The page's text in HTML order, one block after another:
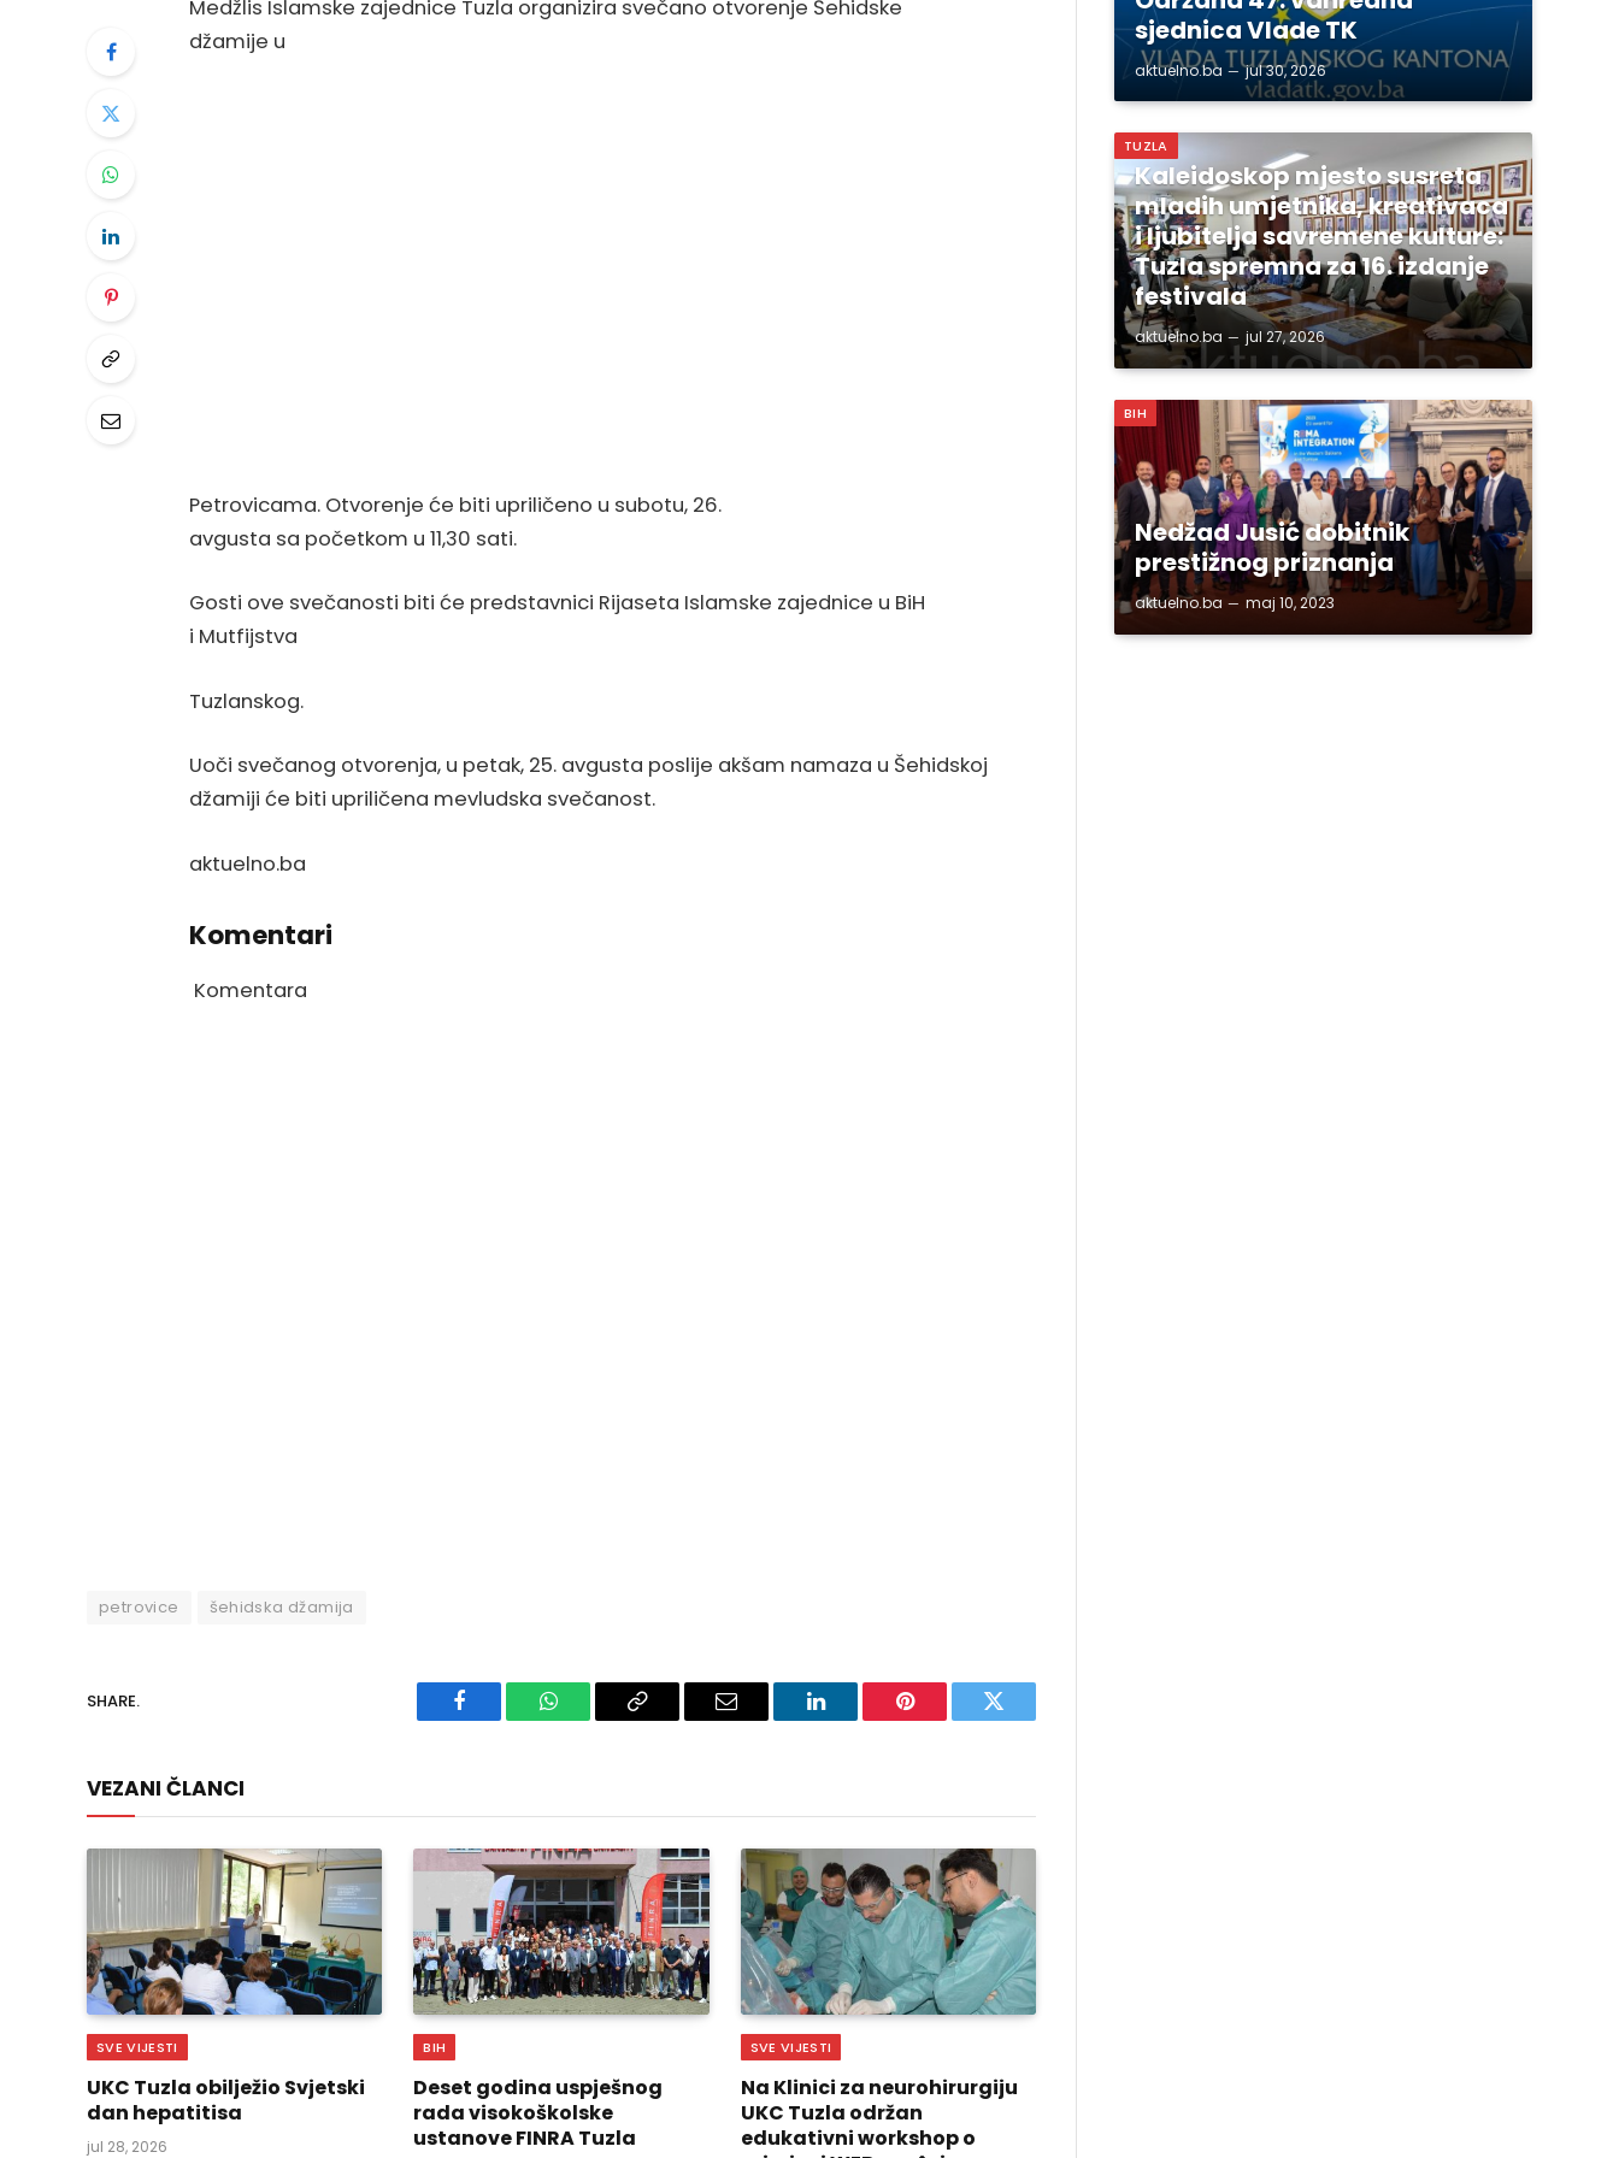
Medžlis Islamske zajednice Tuzla organizira svečano otvorenje Šehidske
džamije u
Petrovicama. Otvorenje će biti upriličeno u subotu, 26.
avgusta sa početkom u 11,30 sati.
Gosti ove svečanosti biti će predstavnici Rijaseta Islamske zajednice u BiH
i Mutfijstva
Tuzlanskog.
Uoči svečanog otvorenja, u petak, 25. avgusta poslije akšam namaza u Šehidskoj
džamiji će biti upriličena mevludska svečanost.
aktuelno.ba
Komentari
Komentara
petrovice šehidska džamija
SHARE.
Facebook WhatsAppCopy
Email LinkedIn Pinterest Twitter
VEZANI ČLANCI
SVE VIJESTI
UKC Tuzla obilježio Svjetski
dan hepatitisa
jul 28, 2026
BIH
Deset godina uspješnog
rada visokoškolske
ustanove FINRA Tuzla
SVE VIJESTI
Na Klinici za neurohirurgiju
UKC Tuzla održan
edukativni workshop o
sjednica Vlade TK
aktuelno.ba jul 30, 2026
TUZLA
Kaleidoskop mjesto susreta
mladih umjetnika, kreativaca
i ljubitelja savremene kulture:
Tuzla spremna za 16. izdanje
festivala
aktuelno.ba jul 27, 2026
BIH
Nedžad Jusić dobitnik
prestižnog priznanja
aktuelno.ba maj 10, 2023